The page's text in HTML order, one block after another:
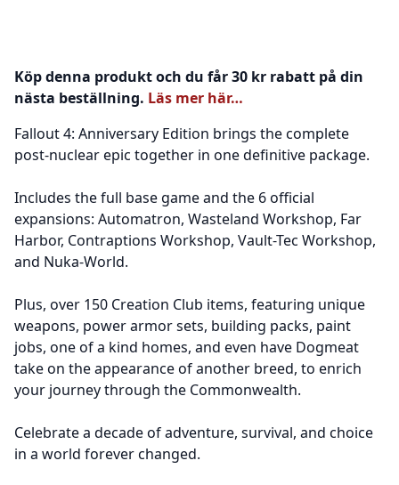
Köp denna produkt och du får 30 kr rabatt på din
nästa beställning. Läs mer här…
Fallout 4: Anniversary Edition brings the complete
post-nuclear epic together in one definitive package.
Includes the full base game and the 6 official
expansions: Automatron, Wasteland Workshop, Far
Harbor, Contraptions Workshop, Vault-Tec Workshop,
and Nuka-World.
Plus, over 150 Creation Club items, featuring unique
weapons, power armor sets, building packs, paint
jobs, one of a kind homes, and even have Dogmeat
take on the appearance of another breed, to enrich
your journey through the Commonwealth.
Celebrate a decade of adventure, survival, and choice
in a world forever changed.